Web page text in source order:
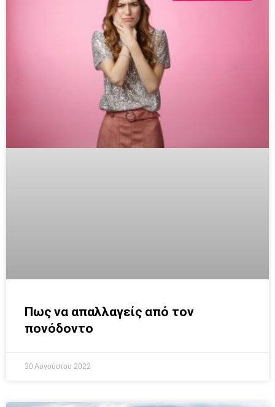
Πως να απαλλαγείς από τον
πονόδοντο
30 Αυγούστου 2022